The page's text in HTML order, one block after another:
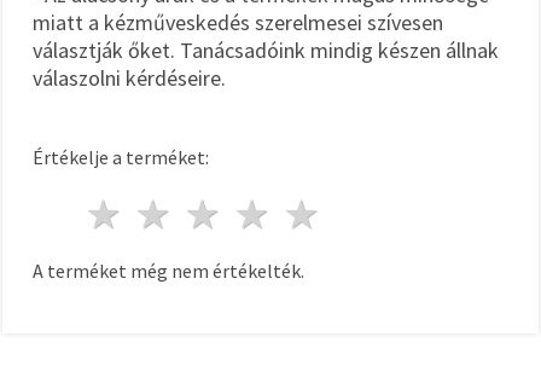
miatt a kézműveskedés szerelmesei szívesen
választják őket. Tanácsadóink mindig készen állnak
válaszolni kérdéseire.
Értékelje a terméket:
4 csillagok
3 csillagok
2 csillagok
1 csillag
A terméket még nem értékelték.